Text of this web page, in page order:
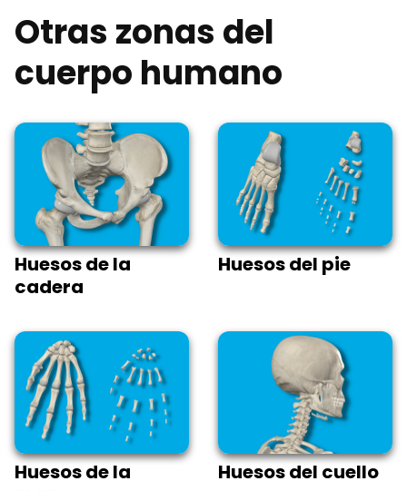
Otras zonas del
cuerpo humano
Huesos de la
cadera
Huesos del pie
Huesos de la
Huesos del cuello